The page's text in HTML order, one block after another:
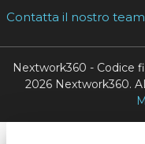
Contatta il nostro
Nextwork360 - Codice
2026 Nextwork360.